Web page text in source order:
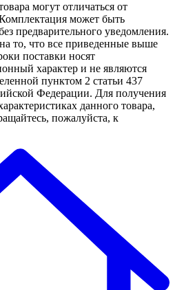
могут отличаться от
может быть
предварительного уведомления.
то, что все приведенные выше
поставки носят
характер и не являются
пунктом 2 статьи 437
Федерации. Для получения
данного товара,
пожалуйста, к